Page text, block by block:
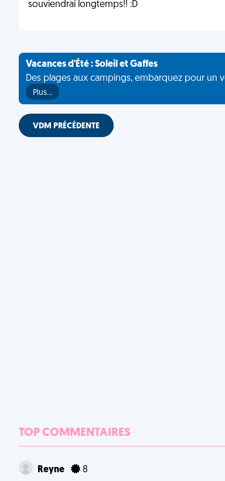
souviendrai longtemps!! :D
Vacances d'Été : Soleil et Gaffes
Des plages aux campings, embarquez pour un
Plus…
VDM PRÉCÉDENTE
TOP COMMENTAIRES
Reyne 8